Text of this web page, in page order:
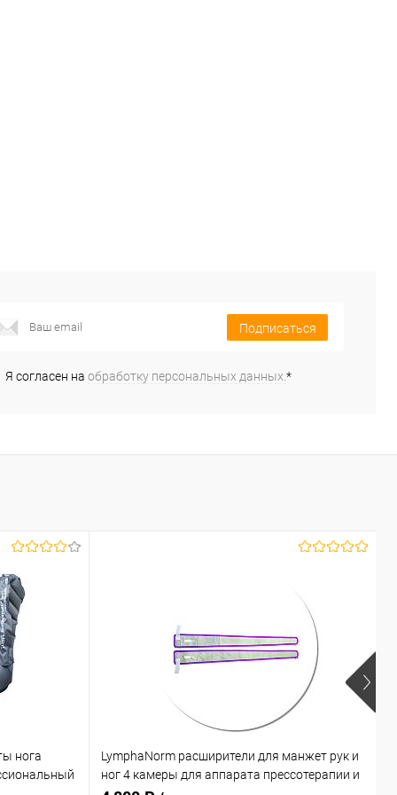
Подписаться
Я согласен на обработку персональных данных. *
нога
LymphaNorm расширители для манжет рук и
ног 4 камеры для аппарата прессотерапии и